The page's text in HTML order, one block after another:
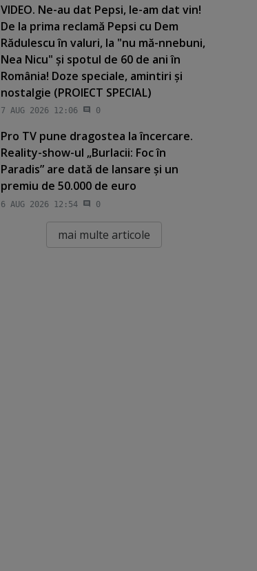
VIDEO. Ne-au dat Pepsi, le-am dat vin!
De la prima reclamă Pepsi cu Dem
Rădulescu în valuri, la "nu mă-nnebuni,
Nea Nicu" şi spotul de 60 de ani în
România! Doze speciale, amintiri şi
nostalgie (PROIECT SPECIAL)
7 AUG 2026 12:06 0
Pro TV pune dragostea la încercare.
Reality-show-ul „Burlacii: Foc în
Paradis” are dată de lansare şi un
premiu de 50.000 de euro
6 AUG 2026 12:54 0
mai multe articole